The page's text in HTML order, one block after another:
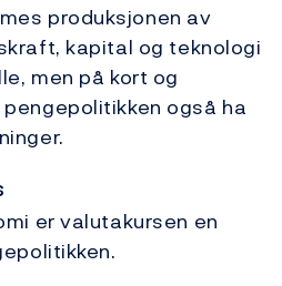
produksjonen av
kapital og teknologi
men på kort og
også ha
er valutakursen en